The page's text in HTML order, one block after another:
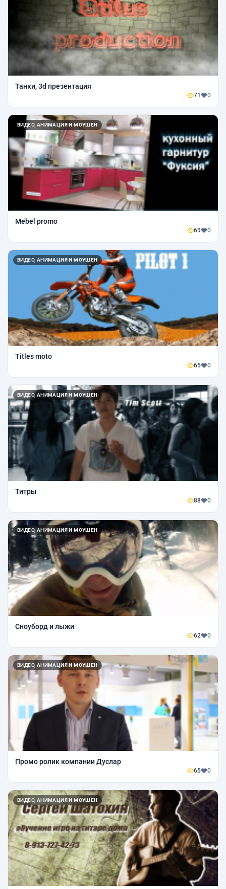
Танки, 3d презентация
71 0
ВИДЕО, АНИМАЦИЯ И МОУШЕН
Mebel promo
69 0
ВИДЕО, АНИМАЦИЯ И МОУШЕН
Titles moto
65 0
ВИДЕО, АНИМАЦИЯ И МОУШЕН
Титры
88 0
ВИДЕО, АНИМАЦИЯ И МОУШЕН
Сноуборд и лыжи
62 0
ВИДЕО, АНИМАЦИЯ И МОУШЕН
Промо ролик компании Дуслар
65 0
ВИДЕО, АНИМАЦИЯ И МОУШЕН